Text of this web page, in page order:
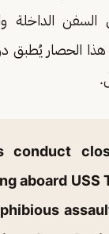
الداخلة
هذا الحصار
conduct
aboard USS